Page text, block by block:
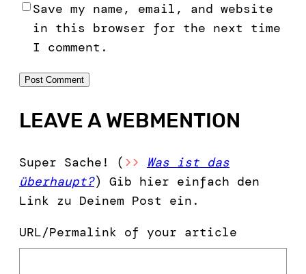
Save my name, email, and website
in this browser for the next time
I comment.
LEAVE A WEBMENTION
Super Sache! ( >>
Was ist das
überhaupt?) Gib hier einfach den
Link zu Deinem Post ein.
URL/Permalink of your article